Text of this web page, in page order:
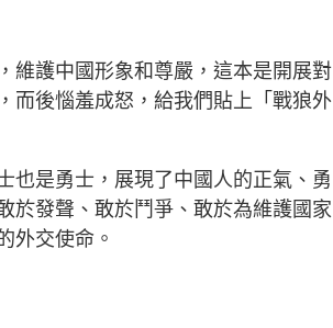
維護中國形象和尊嚴，這本是開展對
而後惱羞成怒，給我們貼上「戰狼外
也是勇士，展現了中國人的正氣、勇
於發聲、敢於鬥爭、敢於為維護國家
外交使命。